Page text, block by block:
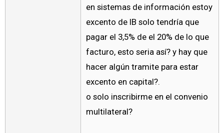
en sistemas de información estoy
excento de IB solo tendría que
pagar el 3,5% de el 20% de lo que
facturo, esto seria así? y hay que
hacer algún tramite para estar
excento en capital?.
o solo inscribirme en el convenio
multilateral?